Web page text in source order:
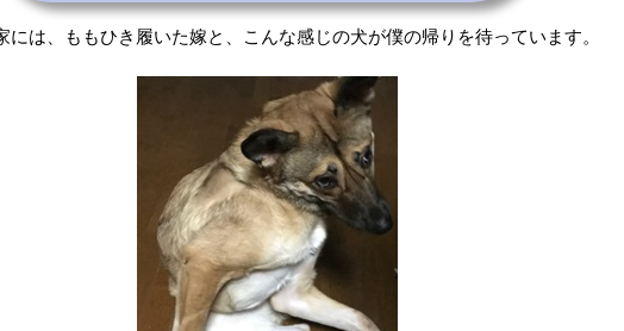
には、ももひき履いた嫁と、こんな感じの犬が僕の帰りを待っています。